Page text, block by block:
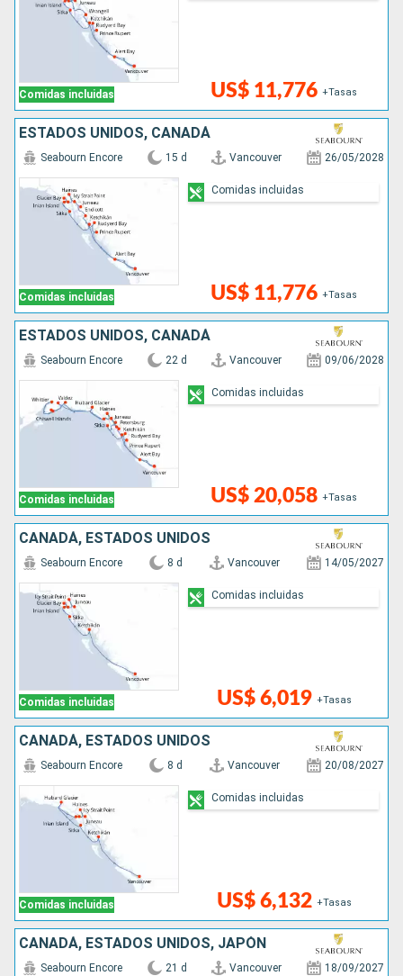
Comidas incluidas US$ 11,776 +Tasas
ESTADOS UNIDOS, CANADÁ
Comidas incluidas
Seabourn Encore 15 d Vancouver 26/05/2028
US$ 11,776 +Tasas
Comidas incluidas
ESTADOS UNIDOS, CANADÁ
Comidas incluidas
Seabourn Encore 22 d Vancouver 09/06/2028
US$ 20,058 +Tasas
Comidas incluidas
CANADÁ, ESTADOS UNIDOS
Comidas incluidas
Seabourn Encore 8 d Vancouver 14/05/2027
US$ 6,019 +Tasas
Comidas incluidas
CANADÁ, ESTADOS UNIDOS
Comidas incluidas
Seabourn Encore 8 d Vancouver 20/08/2027
US$ 6,132 +Tasas
Comidas incluidas
CANADÁ, ESTADOS UNIDOS, JAPÓN
Seabourn Encore 21 d Vancouver 18/09/2027